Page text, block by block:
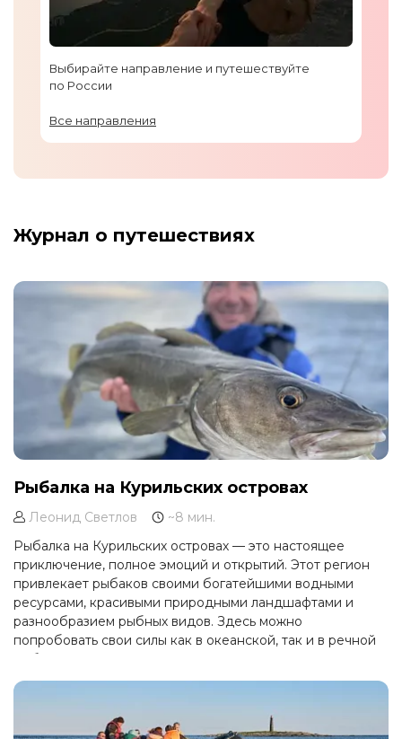
Выбирайте направление и путешествуйте
по России
Все направления
Журнал о путешествиях
Рыбалка на Курильских островах
Леонид Светлов
~8 мин.
Рыбалка на Курильских островах — это настоящее
приключение, полное эмоций и открытий. Этот регион
привлекает рыбаков своими богатейшими водными
ресурсами, красивыми природными ландшафтами и
разнообразием рыбных видов. Здесь можно
попробовать свои силы как в океанской, так и в речной
рыбалке, а также насладиться тишиной и спокойствием
природы.